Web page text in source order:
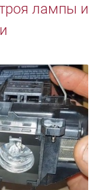
лампы и